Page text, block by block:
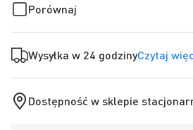
Porównaj
Wysyłka w 24 godzinyCzytaj
Dostępność w sklepie